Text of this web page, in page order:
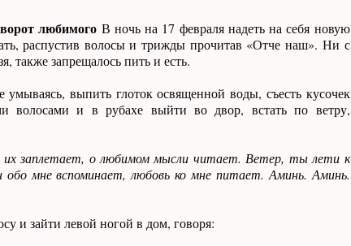
любимого В ночь на 17 февраля надеть на себя новую
распустив волосы и трижды прочитав «Отче наш». Ни с
также запрещалось пить и есть.
умываясь, выпить глоток освященной воды, съесть кусочек
волосами и в рубахе выйти во двор, встать по ветру,
их заплетает, о любимом мысли читает. Ветер, ты лети к
мне вспоминает, любовь ко мне питает. Аминь. Аминь.
и зайти левой ногой в дом, говоря: